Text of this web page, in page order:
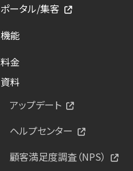
ポータル/集客
機能
料金
資料
アップデート
ヘルプセンター
顧客満足度調査（NPS）